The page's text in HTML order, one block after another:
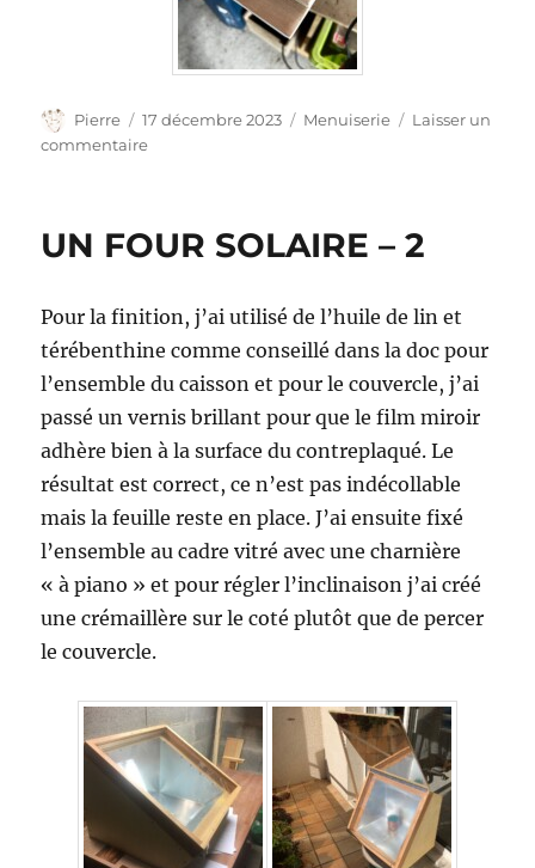
Auteur
Pierre
Publié
le
17 décembre 2023 Catégories
Menuiserie
Laisser un
commentairesur
UN FOUR SOLAIRE – 2
Pour la finition, j’ai utilisé de l’huile de lin et
térébenthine comme conseillé dans la doc pour
l’ensemble du caisson et pour le couvercle, j’ai
passé un vernis brillant pour que le film miroir
adhère bien à la surface du contreplaqué. Le
résultat est correct, ce n’est pas indécollable
mais la feuille reste en place. J’ai ensuite fixé
l’ensemble au cadre vitré avec une charnière
« à piano » et pour régler l’inclinaison j’ai créé
une crémaillère sur le coté plutôt que de percer
le couvercle.